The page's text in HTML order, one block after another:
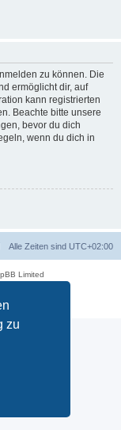
zu
zu können. Die
ermöglicht dir, auf
kann registrierten
Beachte bitte unsere
bevor du dich
wenn du dich in
Alle Zeiten sind UTC+02:00
Limited